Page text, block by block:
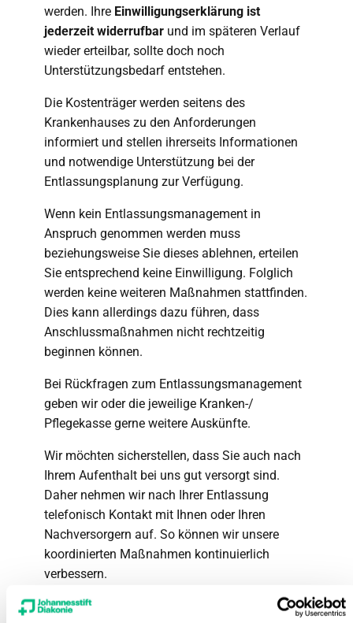
werden. Ihre Einwilligungserklärung ist
jederzeit widerrufbar und im späteren Verlauf
wieder erteilbar, sollte doch noch
Unterstützungsbedarf entstehen.
Die Kostenträger werden seitens des
Krankenhauses zu den Anforderungen
informiert und stellen ihrerseits Informationen
und notwendige Unterstützung bei der
Entlassungsplanung zur Verfügung.
Wenn kein Entlassungsmanagement in
Anspruch genommen werden muss
beziehungsweise Sie dieses ablehnen, erteilen
Sie entsprechend keine Einwilligung. Folglich
werden keine weiteren Maßnahmen stattfinden.
Dies kann allerdings dazu führen, dass
Anschlussmaßnahmen nicht rechtzeitig
beginnen können.
Bei Rückfragen zum Entlassungsmanagement
geben wir oder die jeweilige Kranken-/
Pflegekasse gerne weitere Auskünfte.
Wir möchten sicherstellen, dass Sie auch nach
Ihrem Aufenthalt bei uns gut versorgt sind.
Daher nehmen wir nach Ihrer Entlassung
telefonisch Kontakt mit Ihnen oder Ihren
Nachversorgern auf. So können wir unsere
koordinierten Maßnahmen kontinuierlich
verbessern.